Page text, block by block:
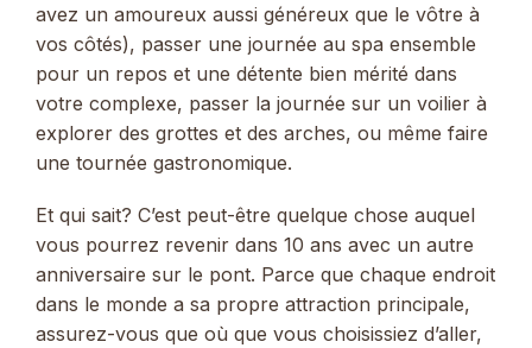
avez un amoureux aussi généreux que le vôtre à
vos côtés), passer une journée au spa ensemble
pour un repos et une détente bien mérité dans
votre complexe, passer la journée sur un voilier à
explorer des grottes et des arches, ou même faire
une tournée gastronomique.
Et qui sait? C’est peut-être quelque chose auquel
vous pourrez revenir dans 10 ans avec un autre
anniversaire sur le pont. Parce que chaque endroit
dans le monde a sa propre attraction principale,
assurez-vous que où que vous choisissiez d’aller,